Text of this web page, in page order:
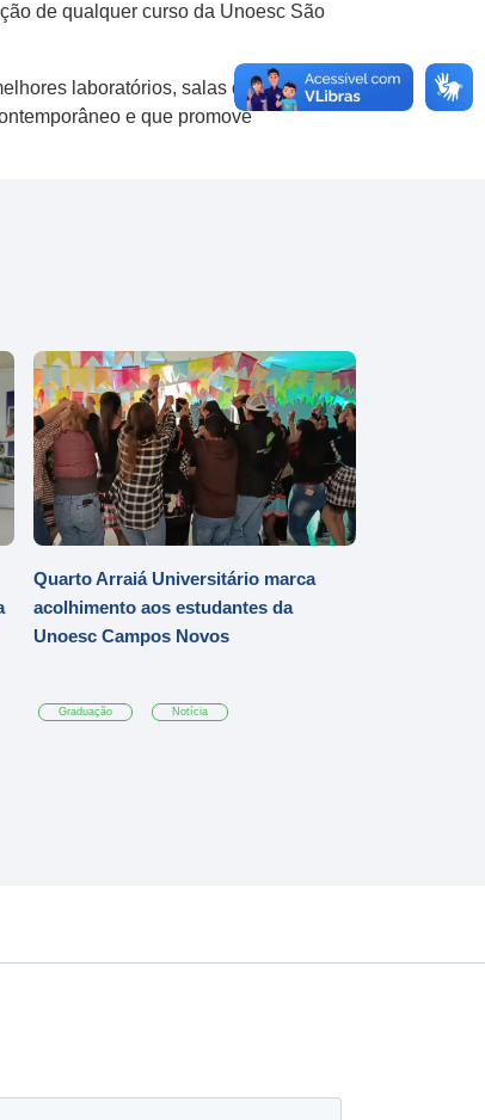
de qualquer curso da Unoesc São
laboratórios, salas de
e que promove
Quarto Arraiá Universitário marca
acolhimento aos estudantes da
Unoesc Campos Novos
Graduação Notícia